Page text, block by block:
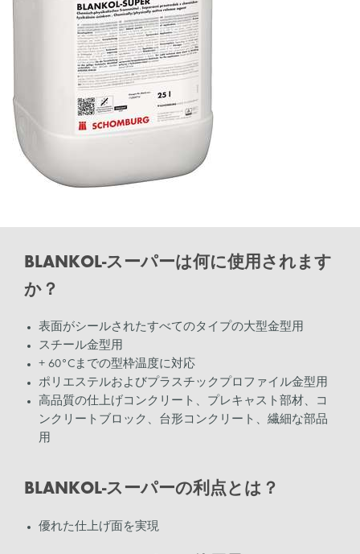
BLANKOL-スーパーは何に使用されます
か？
表面がシールされたすべてのタイプの大型金型用
スチール金型用
+ 60°Cまでの型枠温度に対応
ポリエステルおよびプラスチックプロファイル金型用
高品質の仕上げコンクリート、プレキャスト部材、コ
ンクリートブロック、台形コンクリート、繊細な部品
用
BLANKOL-スーパーの利点とは？
優れた仕上げ面を実現